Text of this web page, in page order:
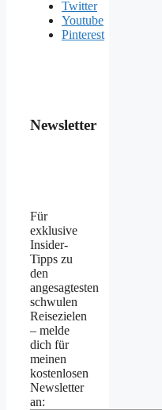
Twitter
Youtube
Pinterest
Newsletter
Für
exklusive
Insider-
Tipps zu
den
angesagtesten
schwulen
Reisezielen
– melde
dich für
meinen
kostenlosen
Newsletter
an: